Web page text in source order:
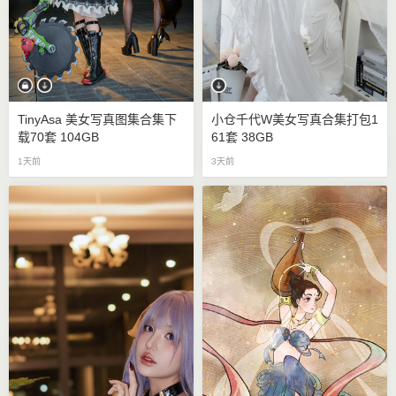
TinyAsa 美女写真图集合集下
载70套 104GB
1天前
小仓千代w美女写真合集打包1
61套 38GB
3天前